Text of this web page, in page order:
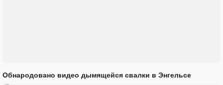
Обнародовано видео дымящейся свалки в Энгельсе